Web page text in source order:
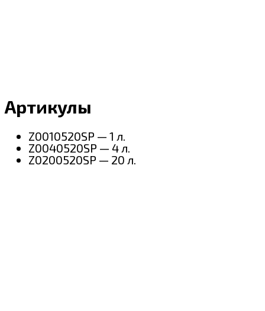
Артикулы
Z0010520SP — 1 л.
Z0040520SP — 4 л.
Z0200520SP — 20 л.